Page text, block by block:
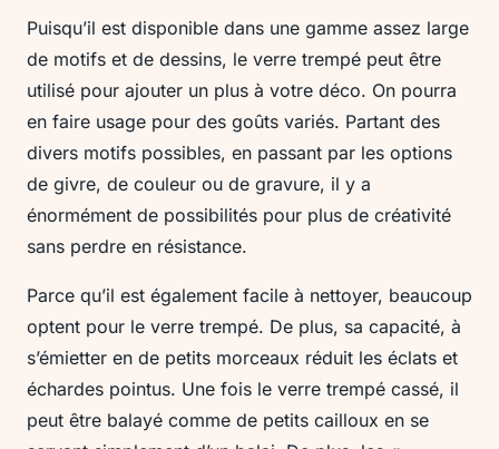
Puisqu’il est disponible dans une gamme assez large
de motifs et de dessins, le verre trempé peut être
utilisé pour ajouter un plus à votre déco. On pourra
en faire usage pour des goûts variés. Partant des
divers motifs possibles, en passant par les options
de givre, de couleur ou de gravure, il y a
énormément de possibilités pour plus de créativité
sans perdre en résistance.
Parce qu’il est également facile à nettoyer, beaucoup
optent pour le verre trempé. De plus, sa capacité, à
s’émietter en de petits morceaux réduit les éclats et
échardes pointus. Une fois le verre trempé cassé, il
peut être balayé comme de petits cailloux en se